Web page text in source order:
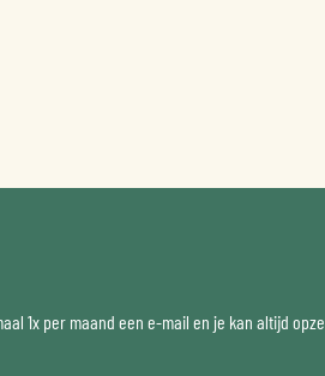
1x per maand een e-mail en je kan altijd